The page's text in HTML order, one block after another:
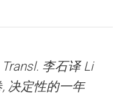
李石译 Li
决定性的一年